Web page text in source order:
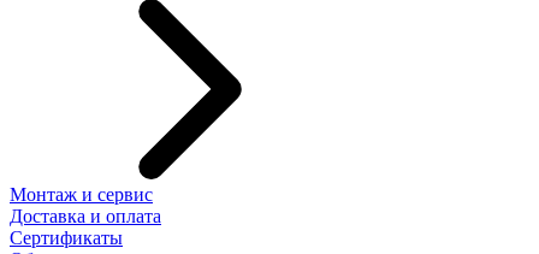
Монтаж и сервис
Доставка и оплата
Сертификаты